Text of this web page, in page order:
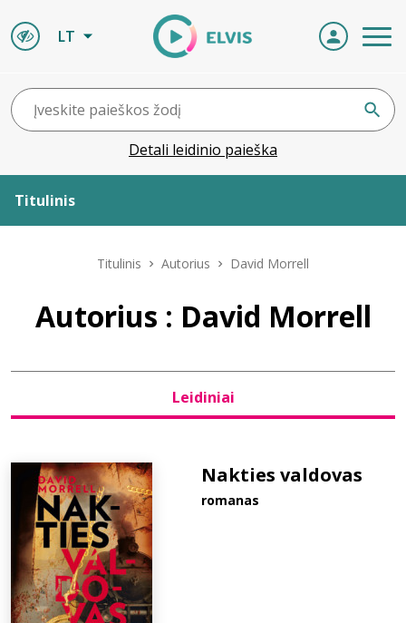
LT
Detali leidinio paieška
Titulinis
Leidiniai
D.U.K.
Titulinis Autorius David Morrell
Autorius : David Morrell
Leidiniai
Nakties valdovas
romanas